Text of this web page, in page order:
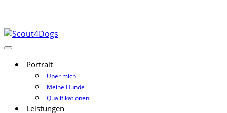
Portrait
Über mich
Meine Hunde
Qualifikationen
Leistungen